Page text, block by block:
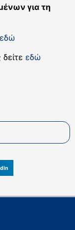
για τη
εδώ
εδώ